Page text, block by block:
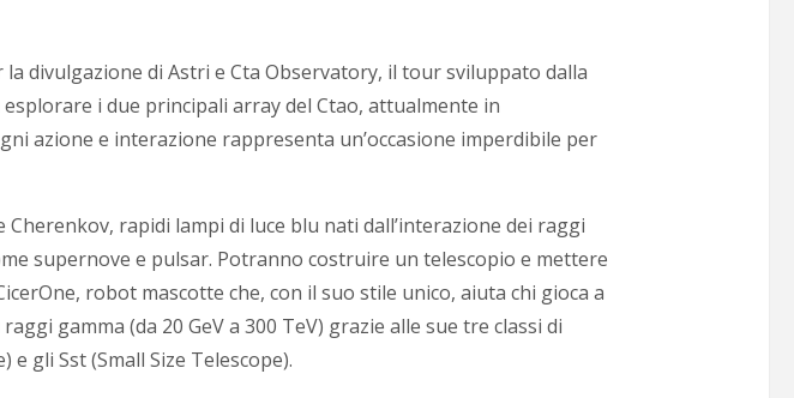
divulgazione di Astri e Cta Observatory, il tour sviluppato dalla
i due principali array del Ctao, attualmente in
azione e interazione rappresenta un’occasione imperdibile per
rapidi lampi di luce blu nati dall’interazione dei raggi
supernove e pulsar. Potranno costruire un telescopio e mettere
robot mascotte che, con il suo stile unico, aiuta chi gioca a
gamma (da 20 GeV a 300 TeV) grazie alle sue tre classi di
gli Sst (Small Size Telescope).